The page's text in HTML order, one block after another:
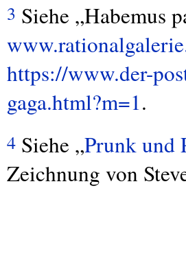
3 Siehe „Habemus
https://www.der-
gaga.html?m=1.
4 Siehe „Prunk und
Zeichnung von